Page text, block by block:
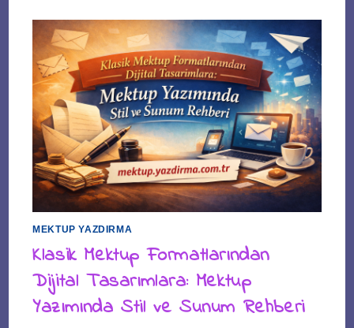
MEKTUP YAZDIRMA
Klasik Mektup Formatlarından
Dijital Tasarımlara: Mektup
Yazımında Stil ve Sunum Rehberi